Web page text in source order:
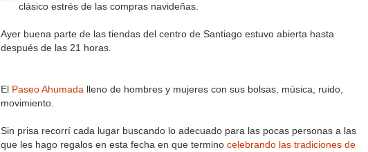
clásico estrés de las compras navideñas.
Ayer buena parte de las tiendas del centro de Santiago estuvo abierta hasta
después de las 21 horas.
El Paseo Ahumada lleno de hombres y mujeres con sus bolsas, música, ruido,
movimiento.
Sin prisa recorrí cada lugar buscando lo adecuado para las pocas personas a las
que les hago regalos en esta fecha en que termino celebrando las tradiciones de